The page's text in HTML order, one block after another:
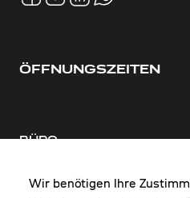
Wir benötigen Ihre
ÖFFNUNGSZEITEN
BÜRO
FR: 8:00-12:00 & 13:00-